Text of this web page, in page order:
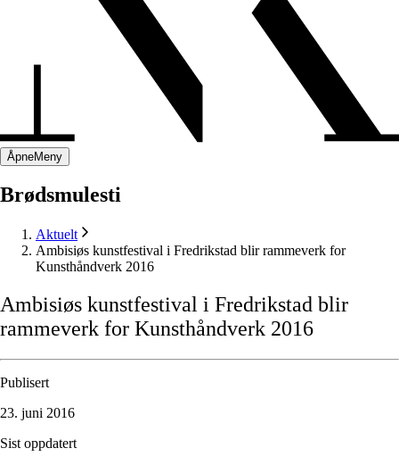
ÅpneMeny
Brødsmulesti
Aktuelt
Ambisiøs kunstfestival i Fredrikstad blir rammeverk for
Kunsthåndverk 2016
Ambisiøs kunstfestival i Fredrikstad blir
rammeverk for Kunsthåndverk 2016
Publisert
23. juni 2016
Sist oppdatert